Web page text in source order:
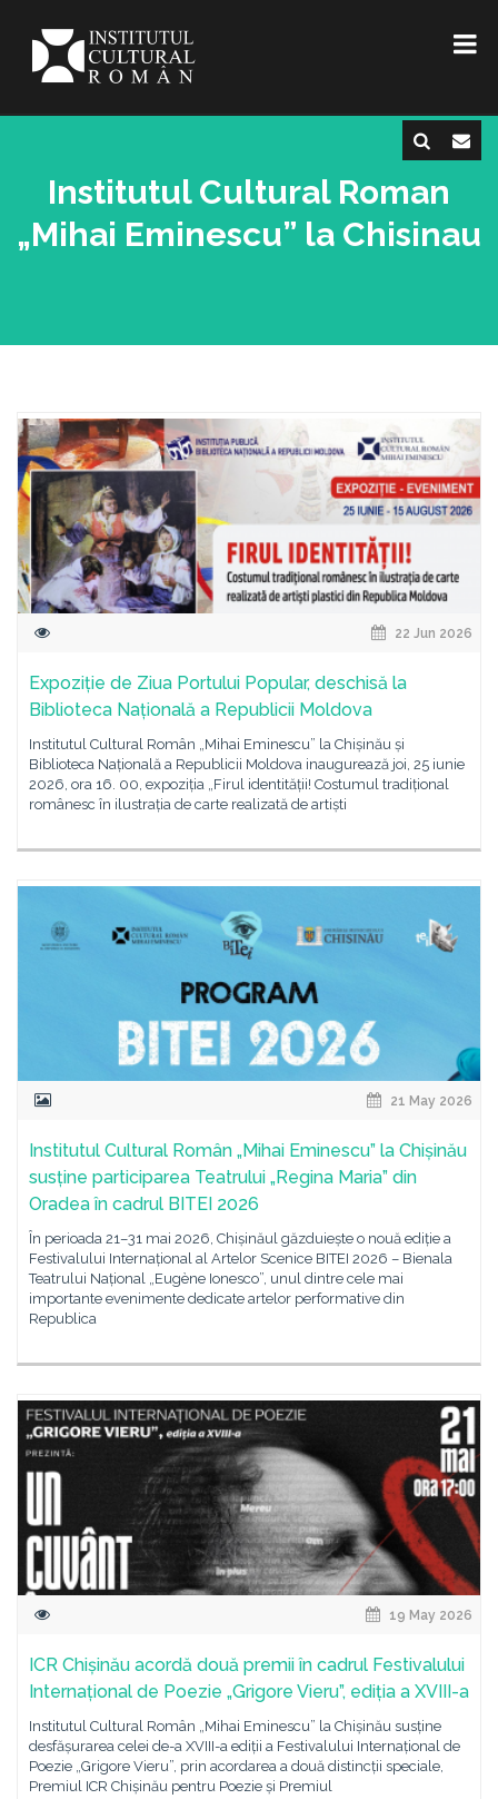
Institutul Cultural Roman
„Mihai Eminescu” la Chisinau
22 Jun 2026
Expoziție de Ziua Portului Popular, deschisă la
Biblioteca Națională a Republicii Moldova
Institutul Cultural Român „Mihai Eminescu” la Chișinău și
Biblioteca Națională a Republicii Moldova inaugurează joi, 25 iunie
2026, ora 16. 00, expoziția „Firul identității! Costumul tradițional
românesc în ilustrația de carte realizată de artiști
21 May 2026
Institutul Cultural Român „Mihai Eminescu” la Chișinău
susține participarea Teatrului „Regina Maria” din
Oradea în cadrul BITEI 2026
În perioada 21–31 mai 2026, Chișinăul găzduiește o nouă ediție a
Festivalului Internațional al Artelor Scenice BITEI 2026 – Bienala
Teatrului Național „Eugène Ionesco”, unul dintre cele mai
importante evenimente dedicate artelor performative din
Republica
19 May 2026
ICR Chișinău acordă două premii în cadrul Festivalului
Internațional de Poezie „Grigore Vieru”, ediția a XVIII-a
Institutul Cultural Român „Mihai Eminescu” la Chișinău susține
desfășurarea celei de-a XVIII-a ediții a Festivalului Internațional de
Poezie „Grigore Vieru”, prin acordarea a două distincții speciale,
Premiul ICR Chișinău pentru Poezie și Premiul